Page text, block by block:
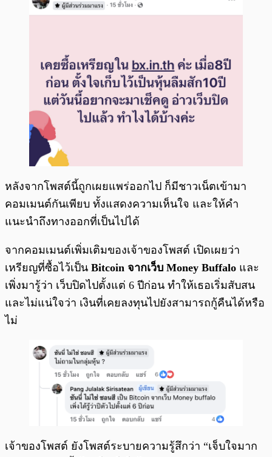
หลังจากโพสต์นี้ถูกเผยแพร่ออกไป ก็มีชาวเน็ตเข้ามา
คอมเมนต์กันเพียบ ทั้งแสดงความเห็นใจ และให้คำ
แนะนำถึงทางออกที่เป็นไปได้
จากคอมเมนต์เพิ่มเติมของเจ้าของโพสต์ เปิดเผยว่า
เหรียญที่ซื้อไว้เป็น Bitcoin จากเว็บ Money Buffalo และ
เพิ่งมารู้ว่า เว็บปิดไปตั้งแต่ 6 ปีก่อน ทำให้เธอเริ่มสับสน
และไม่แน่ใจว่า เงินที่เคยลงทุนไปยังสามารถกู้คืนได้หรือ
ไม่
เจ้าของโพสต์ ยังโพสต์ระบายความรู้สึกว่า “เจ็บใจมาก